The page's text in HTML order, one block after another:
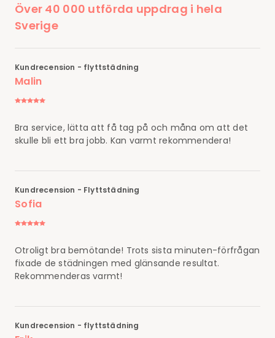
Över 40 000 utförda uppdrag i hela
Sverige
Kundrecension - flyttstädning
Malin
Bra service, lätta att få tag på och måna om att det
skulle bli ett bra jobb. Kan varmt rekommendera!
Kundrecension - Flyttstädning
Sofia
Otroligt bra bemötande! Trots sista minuten-förfrågan
fixade de städningen med glänsande resultat.
Rekommenderas varmt!
Kundrecension - flyttstädning